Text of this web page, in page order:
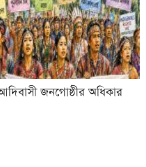
জনগোষ্ঠীর অধিকার